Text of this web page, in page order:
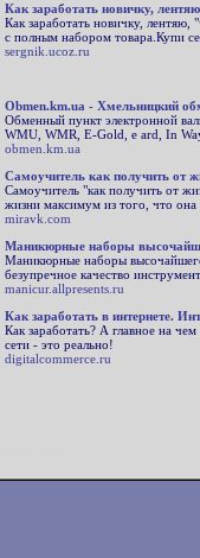
Как заработать новичку,
Как заработать новичку,
с полным набором товара.Купи
sergnik.ucoz.ru
Obmen.km.ua - Хмельницкий
Обменный пункт электронной
WMU, WMR, E-Gold, e ard, In
obmen.km.ua
Самоучитель как получить от
Самоучитель "как получить от
жизни максимум из того, что она
miravk.com
Маникюрные наборы
Маникюрные наборы
безупречное качество
manicur.allpresents.ru
Как заработать в интернете.
Как заработать? А главное на
сети - это реально!
digitalcommerce.ru